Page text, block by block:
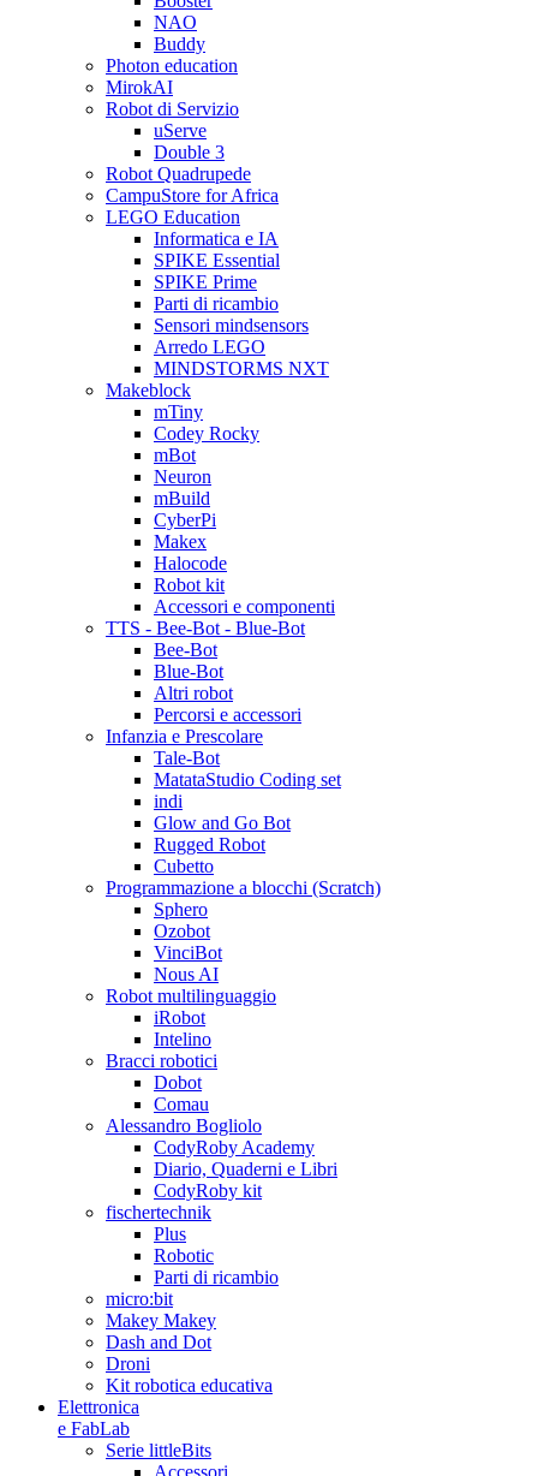
NAO
Buddy
Photon education
MirokAI
Robot di Servizio
uServe
Double 3
Robot Quadrupede
CampuStore for Africa
LEGO Education
Informatica e IA
SPIKE Essential
SPIKE Prime
Parti di ricambio
Sensori mindsensors
Arredo LEGO
MINDSTORMS NXT
Makeblock
mTiny
Codey Rocky
mBot
Neuron
mBuild
CyberPi
Makex
Halocode
Robot kit
Accessori e componenti
TTS - Bee-Bot - Blue-Bot
Bee-Bot
Blue-Bot
Altri robot
Percorsi e accessori
Infanzia e Prescolare
Tale-Bot
MatataStudio Coding set
indi
Glow and Go Bot
Rugged Robot
Cubetto
Programmazione a blocchi (Scratch)
Sphero
Ozobot
VinciBot
Nous AI
Robot multilinguaggio
iRobot
Intelino
Bracci robotici
Dobot
Comau
Alessandro Bogliolo
CodyRoby Academy
Diario, Quaderni e Libri
CodyRoby kit
fischertechnik
Plus
Robotic
Parti di ricambio
micro:bit
Makey Makey
Dash and Dot
Droni
Kit robotica educativa
Elettronica
e FabLab
Serie littleBits
Accessori